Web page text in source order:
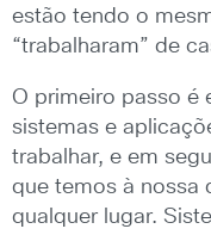
estão tendo o
“trabalharam” de
O primeiro passo é
sistemas e
trabalhar, e em
que temos à nossa
qualquer lugar.